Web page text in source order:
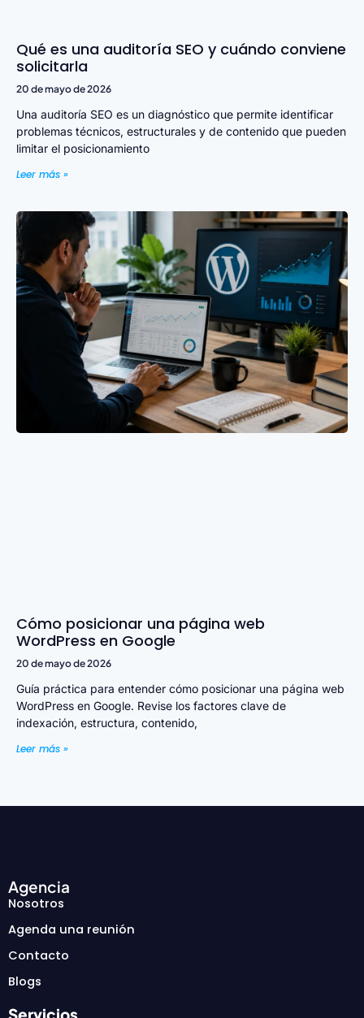
Qué es una auditoría SEO y cuándo conviene
solicitarla
20 de mayo de 2026
Una auditoría SEO es un diagnóstico que permite identificar
problemas técnicos, estructurales y de contenido que pueden
limitar el posicionamiento
Leer más »
Cómo posicionar una página web
WordPress en Google
20 de mayo de 2026
Guía práctica para entender cómo posicionar una página web
WordPress en Google. Revise los factores clave de
indexación, estructura, contenido,
Leer más »
Agencia
Nosotros
Agenda una reunión
Contacto
Blogs
Servicios